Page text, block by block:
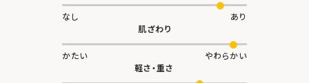
なし
あり
肌ざわり
かたい
やわらかい
軽さ・重さ